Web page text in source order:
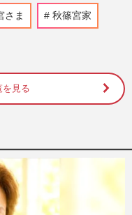
皇室典範改正案の成立
らの考えは？疑問が
高校馬術大会に“大人
”で登場…耳元を彩る
愛子さまや佳子さまが
夫と子は一般人」…皇
“あま…
さま 秋篠宮家
を見る